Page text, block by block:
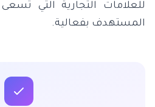
للعلامات التجارية التي
المستهدف بفعالية.